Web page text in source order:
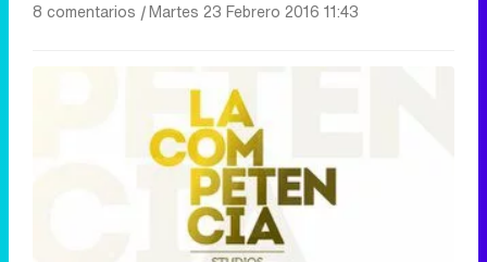
8 comentarios |Martes 23 Febrero 2016 11:43